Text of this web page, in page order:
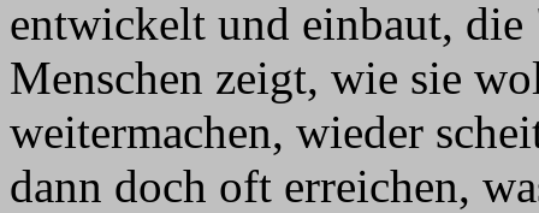
entwickelt und einbaut,
Menschen zeigt, wie sie
weitermachen, wieder
dann doch oft erreichen,